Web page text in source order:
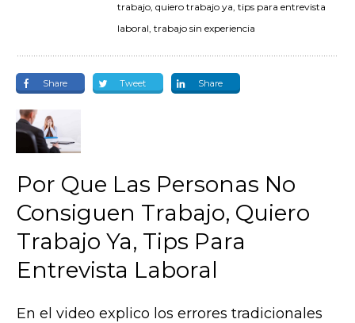
trabajo, quiero trabajo ya, tips para entrevista
laboral, trabajo sin experiencia
Share Tweet Share
Por Que Las Personas No
Consiguen Trabajo, Quiero
Trabajo Ya, Tips Para
Entrevista Laboral
En el video explico los errores tradicionales